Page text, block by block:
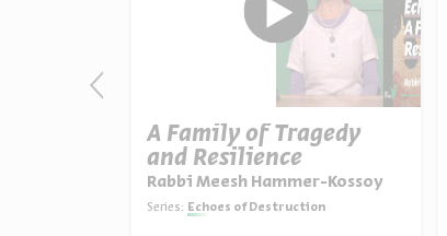
A Family of Tragedy
and Resilience
Rabbi Meesh Hammer-Kossoy
Series: Echoes of Destruction